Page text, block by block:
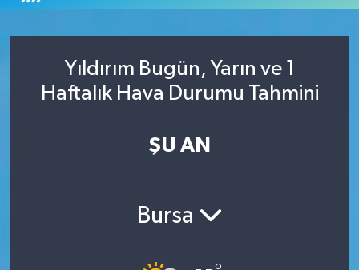
Yıldırım Bugün, Yarın ve 1
Haftalık Hava Durumu Tahmini
ŞU AN
Bursa
Tüm Manşetler
Son Dakika Haberleri